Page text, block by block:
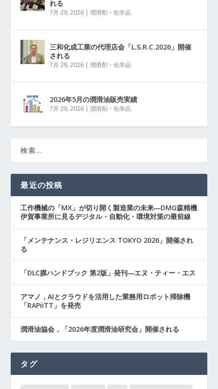
れる
7月 29, 2026 |潤滑剤・化学品
三和化成工業の代理店会「L.S.R.C.2026」開催
される
7月 29, 2026 |潤滑剤・化学品
2026年5月の潤滑油販売実績
7月 29, 2026 |潤滑剤・化学品
最近の投稿
工作機械の「MX」が切り開く製造業の未来―DMG森精機
伊賀事業所に見るデジタル・自動化・環境対策の最前線
「メンテナンス・レジリエンス TOKYO 2026」開催され
る
「DLC膜ハンドブック 第2版」発刊―エヌ・ティー・エス
アマノ，AIとクラウドを活用した業務用ロボット掃除機
「RAPiiTT」を発売
潤滑油協会，「2026年度潤滑油研究会」開催される
タグ